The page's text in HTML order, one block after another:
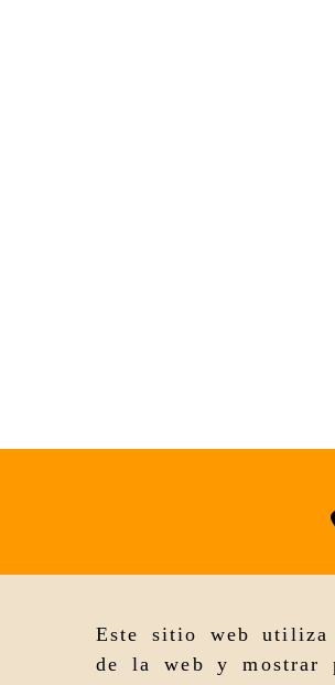
Este sitio web utiliza
de la web y mostrar